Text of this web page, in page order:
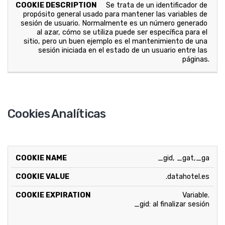
Se trata de un identificador de
propósito general usado para mantener las variables de
sesión de usuario. Normalmente es un número generado
al azar, cómo se utiliza puede ser específica para el
sitio, pero un buen ejemplo es el mantenimiento de una
sesión iniciada en el estado de un usuario entre las
páginas.
Cookies Analíticas
COOKIE PROPIETARIO DESCRIPCION
_gid, _gat,_ga
.datahotel.es
_gid: al finalizar sesión